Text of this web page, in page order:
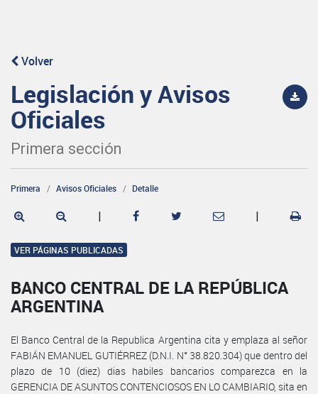
Volver
Legislación y Avisos
Oficiales
Primera sección
Primera Avisos Oficiales Detalle
| |
VER PÁGINAS PUBLICADAS
BANCO CENTRAL DE LA REPÚBLICA
ARGENTINA
El Banco Central de la Republica Argentina cita y emplaza al señor
FABIÁN EMANUEL GUTIÉRREZ (D.N.I. N° 38.820.304) que dentro del
plazo de 10 (diez) dias habiles bancarios comparezca en la
GERENCIA DE ASUNTOS CONTENCIOSOS EN LO CAMBIARIO, sita en